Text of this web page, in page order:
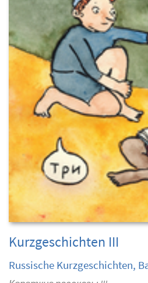
Kurzgeschichten III
Russische Kurzgeschichten,